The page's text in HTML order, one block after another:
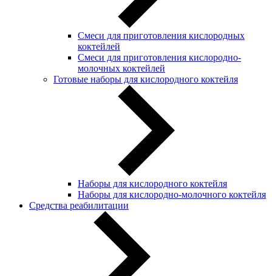
Смеси для приготовления кислородных
коктейлей
Смеси для приготовления кислородно-
молочных коктейлей
Готовые наборы для кислородного коктейля
Наборы для кислородного коктейля
Наборы для кислородно-молочного коктейля
Средства реабилитации